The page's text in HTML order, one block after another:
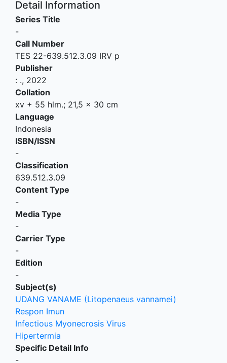
Detail Information
Series Title
-
Call Number
TES 22-639.512.3.09 IRV p
Publisher
: ., 2022
Collation
xv + 55 hlm.; 21,5 x 30 cm
Language
Indonesia
ISBN/ISSN
-
Classification
639.512.3.09
Content Type
-
Media Type
-
Carrier Type
-
Edition
-
Subject(s)
UDANG VANAME (Litopenaeus vannamei)
Respon Imun
Infectious Myonecrosis Virus
Hipertermia
Specific Detail Info
-